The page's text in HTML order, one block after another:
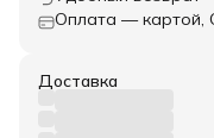
Оплата — картой,
Доставка